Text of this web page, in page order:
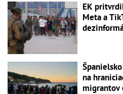
EK
Meta a
na
migrantov